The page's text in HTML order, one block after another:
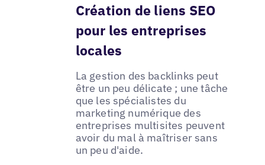
Création de liens SEO
pour les entreprises
locales
La gestion des backlinks peut
être un peu délicate ; une tâche
que les spécialistes du
marketing numérique des
entreprises multisites peuvent
avoir du mal à maîtriser sans
un peu d'aide.